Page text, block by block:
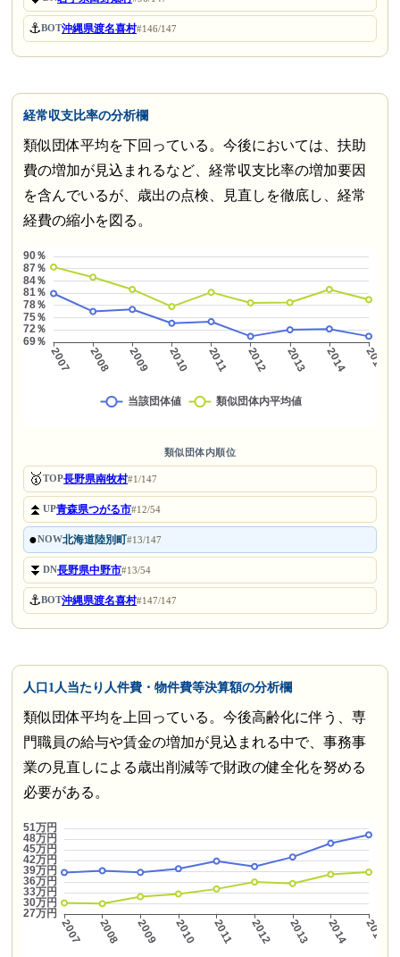
⚓BOT沖縄県渡名喜村#146/147
経常収支比率の分析欄
類似団体平均を下回っている。今後においては、扶助
費の増加が見込まれるなど、経常収支比率の増加要因
を含んでいるが、歳出の点検、見直しを徹底し、経常
経費の縮小を図る。
類似団体内順位
🥇TOP長野県南牧村#1/147
⏫UP青森県つがる市#12/54
●NOW北海道陸別町#13/147
⏬DN長野県中野市#13/54
⚓BOT沖縄県渡名喜村#147/147
人口1人当たり人件費・物件費等決算額の分析欄
類似団体平均を上回っている。今後高齢化に伴う、専
門職員の給与や賃金の増加が見込まれる中で、事務事
業の見直しによる歳出削減等で財政の健全化を努める
必要がある。